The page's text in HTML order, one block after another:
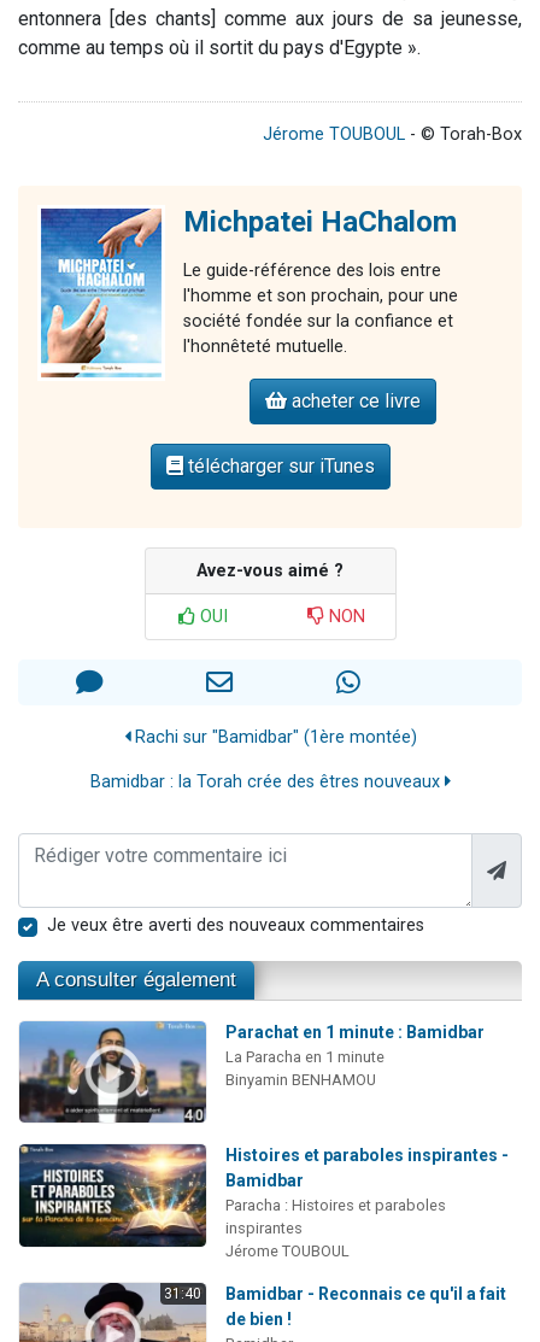
entonnera [des chants] comme aux jours de sa jeunesse,
comme au temps où il sortit du pays d'Egypte ».
Jérome TOUBOUL - © Torah-Box
Michpatei HaChalom
Le guide-référence des lois entre
l'homme et son prochain, pour une
société fondée sur la confiance et
l'honnêteté mutuelle.
acheter ce livre
télécharger sur iTunes
Avez-vous aimé ?
OUI NON
Rachi sur "Bamidbar" (1ère montée)
Bamidbar : la Torah crée des êtres nouveaux
Je veux être averti des nouveaux commentaires
A consulter également
Parachat en 1 minute : Bamidbar
La Paracha en 1 minute
Binyamin BENHAMOU
Histoires et paraboles inspirantes -
Bamidbar
Paracha : Histoires et paraboles
inspirantes
Jérome TOUBOUL
31:40
Bamidbar - Reconnais ce qu'il a fait
de bien !